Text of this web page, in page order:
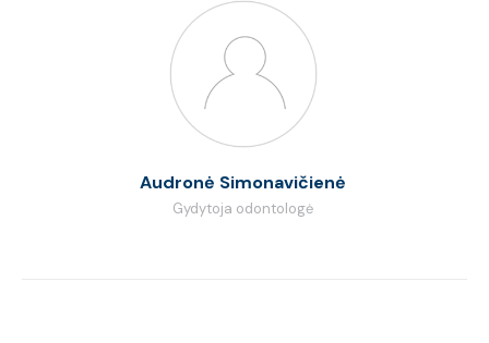
Audronė Simonavičienė
Gydytoja odontologė